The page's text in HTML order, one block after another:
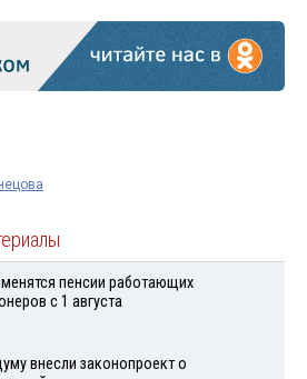
пенсии работающих
с 1 августа
внесли законопроект о